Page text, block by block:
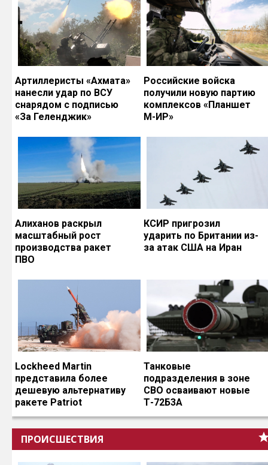
Артиллеристы «Ахмата»
нанесли удар по ВСУ
снарядом с подписью
«За Геленджик»
Российские войска
получили новую партию
комплексов «Планшет
М-ИР»
Алиханов раскрыл
масштабный рост
производства ракет
ПВО
КСИР пригрозил
ударить по Британии из-
за атак США на Иран
Lockheed Martin
представила более
дешевую альтернативу
ракете Patriot
Танковые
подразделения в зоне
СВО осваивают новые
Т-72Б3А
ПРОИСШЕСТВИЯ